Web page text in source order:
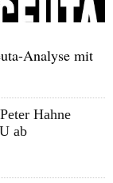
Analyse mit
Hahne
ab